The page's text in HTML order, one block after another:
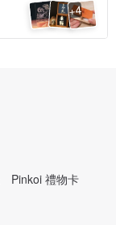
+4
Pinkoi 禮物卡